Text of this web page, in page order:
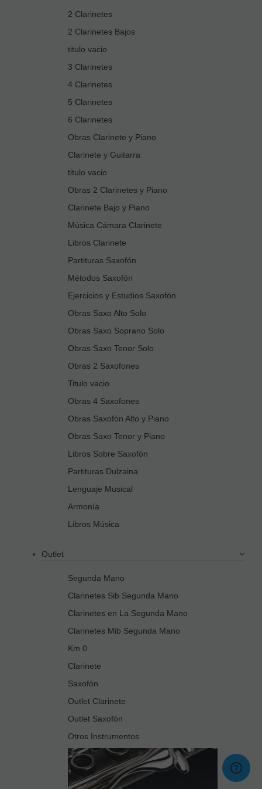
2 Clarinetes
2 Clarinetes Bajos
titulo vacio
3 Clarinetes
4 Clarinetes
5 Clarinetes
6 Clarinetes
Obras Clarinete y Piano
Clarinete y Guitarra
titulo vacio
Obras 2 Clarinetes y Piano
Clarinete Bajo y Piano
Música Cámara Clarinete
Libros Clarinete
Partituras Saxofón
Métodos Saxofón
Ejercicios y Estudios Saxofón
Obras Saxo Alto Solo
Obras Saxo Soprano Solo
Obras Saxo Tenor Solo
Obras 2 Saxofones
Titulo vacio
Obras 4 Saxofones
Obras Saxofón Alto y Piano
Obras Saxo Tenor y Piano
Libros Sobre Saxofón
Partituras Dulzaina
Lenguaje Musical
Armonía
Libros Música
Outlet
Segunda Mano
Clarinetes Sib Segunda Mano
Clarinetes en La Segunda Mano
Clarinetes Mib Segunda Mano
Km 0
Clarinete
Saxofón
Outlet Clarinete
Outlet Saxofón
Otros Instrumentos